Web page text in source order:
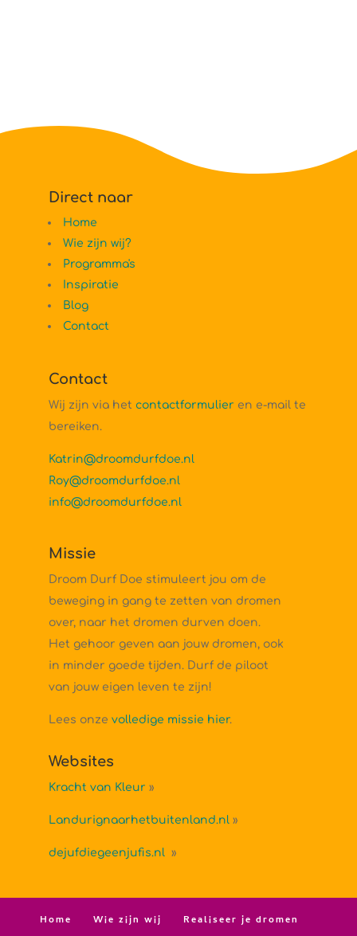
Direct naar
Home
Wie zijn wij?
Programma's
Inspiratie
Blog
Contact
Contact
Wij zijn via het contactformulier en e-mail te
bereiken.
Katrin@droomdurfdoe.nl
Roy@droomdurfdoe.nl
info@droomdurfdoe.nl
Missie
Droom Durf Doe stimuleert jou om de
beweging in gang te zetten van dromen
over, naar het dromen durven doen.
Het gehoor geven aan jouw dromen, ook
in minder goede tijden. Durf de piloot
van jouw eigen leven te zijn!
Lees onze volledige missie hier.
Websites
Kracht van Kleur »
Landurignaarhetbuitenland.nl »
dejufdiegeenjufis.nl »
Home Wie zijn wij
Realiseer je dromen